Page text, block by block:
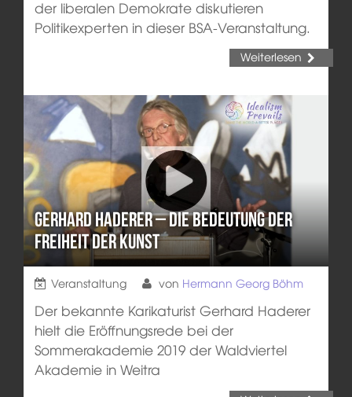
der liberalen Demokrate diskutieren
Politikexperten in dieser BSA-Veranstaltung.
Weiterlesen
Gerhard Haderer – Die Bedeutung der
Freiheit der Kunst
Veranstaltung von Hermann Georg Böhm
Der bekannte Karikaturist Gerhard Haderer
hielt die Eröffnungsrede bei der
Sommerakademie 2019 der Waldviertel
Akademie in Weitra